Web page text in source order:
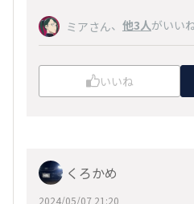
ミアさん、 他3人がいい
いいね
くろかめ
2024/05/07 21:20